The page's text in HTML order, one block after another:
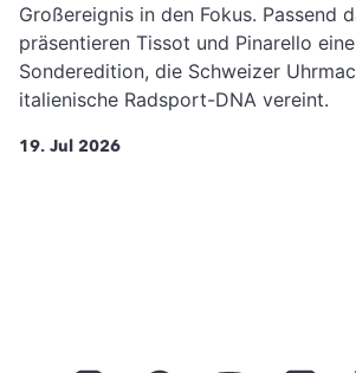
Großereignis in den Fokus. Passend
präsentieren Tissot und Pinarello eine
Sonderedition, die Schweizer
italienische Radsport-DNA vereint.
19. Jul 2026